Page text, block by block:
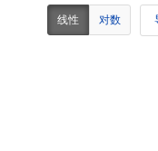
线性 对数